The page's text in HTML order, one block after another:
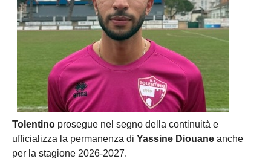
Tolentino prosegue nel segno della continuità e
ufficializza la permanenza di Yassine Diouane anche
per la stagione 2026-2027.